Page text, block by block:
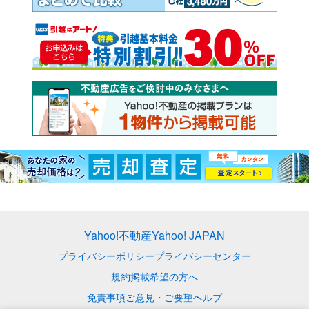
Yahoo!不動産Yahoo! JAPAN
プライバシーポリシープライバシーセンター
規約掲載希望の方へ
免責事項ご意見・ご要望ヘルプ